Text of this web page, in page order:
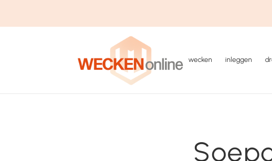
wecken inleggen